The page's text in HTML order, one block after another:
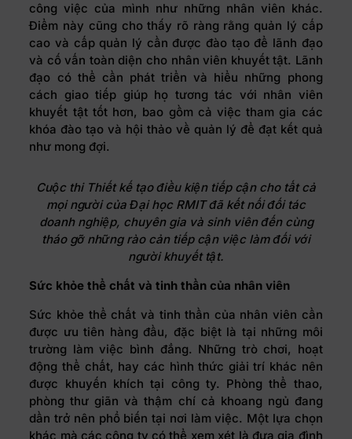
công việc của mình như những nhân viên khác.
Điểm này cũng cho thấy rõ ràng rằng quản lý cấp
cao và cấp quản lý cần được đào tạo để lãnh đạo
và cố vấn toàn diện cho nhân viên khuyết tật. Lãnh
đạo có thể cần phát triển và hiểu những phong
cách giao tiếp giúp họ tương tác với nhân viên
khuyết tật tốt hơn, bao gồm cả việc tham gia các
khóa đào tạo và hội thảo về quản lý để đạt kết quả
như mong đợi.
Cuộc thi Thiết kế tạo điều kiện tiếp cận cho tất cả
mọi người của Đại học RMIT đã kết nối đối tác
doanh nghiệp, chuyên gia và sinh viên đến cùng
tháo gỡ những rào cản tiếp cận việc làm đối với
người khuyết tật.
Sức khỏe thể chất và tinh thần của nhân viên
Sức khỏe thể chất và tinh thần của nhân viên cần
được ưu tiên hàng đầu, đặc biệt là tại những môi
trường làm việc bình đẳng. Những trò chơi, hoạt
động thể chất, hay các hình thức giải trí khác nên
được khuyến khích tại công ty. Phòng thể thao,
phòng thư giãn và thậm chí cả khoang ngủ đang
dần trở nên phổ biến tại nơi làm việc. Một lựa chọn
khác mà các công ty có thể xem xét là đưa gia đình